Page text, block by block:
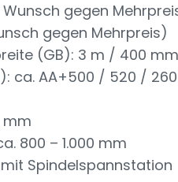
gegen
gegen Mehrpreis)
(GB): 3 m / 400 mm
ca. AA+500 / 520 /
800 – 1.000 mm
Spindelspannstation